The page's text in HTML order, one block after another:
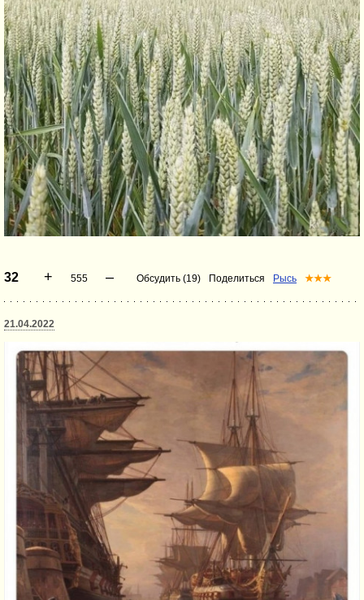
32 + 555 – Обсудить (19) Поделиться Рысь ★★★
21.04.2022